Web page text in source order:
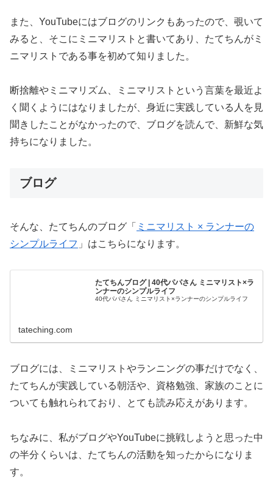
また、YouTubeにはブログのリンクもあったので、覗いて
みると、そこにミニマリストと書いてあり、たてちんがミ
ニマリストである事を初めて知りました。
断捨離やミニマリズム、ミニマリストという言葉を最近よ
く聞くようにはなりましたが、身近に実践している人を見
聞きしたことがなかったので、ブログを読んで、新鮮な気
持ちになりました。
ブログ
そんな、たてちんのブログ「 ミニマリスト × ランナーの
シンプルライフ 」はこちらになります。
たてちんブログ | 40代パパさん ミニマリスト×ラ
ンナーのシンプルライフ
40代パパさん ミニマリスト×ランナーのシンプルライフ
tateching.com
ブログには、ミニマリストやランニングの事だけでなく、
たてちんが実践している朝活や、資格勉強、家族のことに
ついても触れられており、とても読み応えがあります。
ちなみに、私がブログやYouTubeに挑戦しようと思った中
の半分くらいは、たてちんの活動を知ったからになりま
す。